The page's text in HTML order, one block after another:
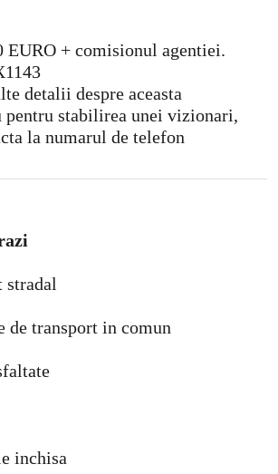
EURO + comisionul agentiei.
detalii despre aceasta
pentru stabilirea unei vizionari,
la numarul de telefon
de transport in comun
inchisa